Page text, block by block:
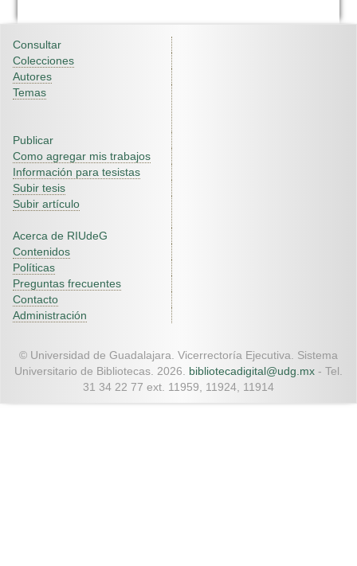
Consultar
Colecciones
Autores
Temas
Publicar
Como agregar mis trabajos
Información para tesistas
Subir tesis
Subir artículo
Acerca de RIUdeG
Contenidos
Políticas
Preguntas frecuentes
Contacto
Administración
© Universidad de Guadalajara. Vicerrectoría Ejecutiva. Sistema
Universitario de Bibliotecas. 2026. bibliotecadigital@udg.mx - Tel.
31 34 22 77 ext. 11959, 11924, 11914